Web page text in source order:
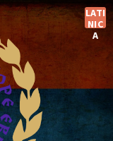
LATI
NIC
A